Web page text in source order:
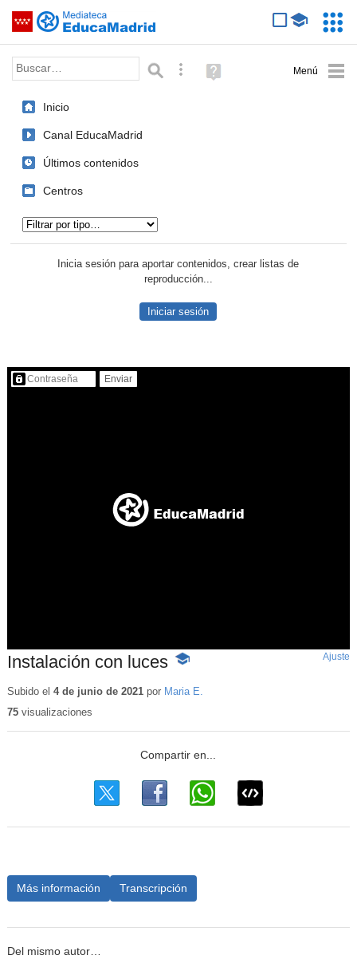
Saltar navegación
Palabra o frase: Búsqueda avanzada
Ayuda
(en
Inicio
Canal EducaMadrid
Últimos contenidos
Centros
Inicia sesión para aportar contenidos, crear listas de
reproducción...
Iniciar sesión
Contenido protegido…
Instalación con luces -
educativo
Ajuste
Subido el 4 de junio de 2021por Maria E.
75visualizaciones
Más información Transcripción
Del mismo autor…